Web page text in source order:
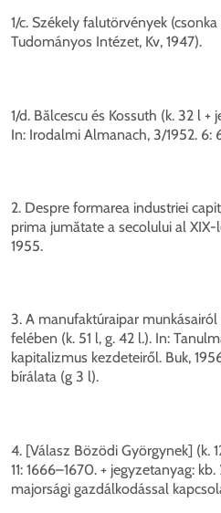
1/c. Székely falutörvények
Tudományos Intézet, Kv, 1947).
1/d. Bălcescu és Kossuth (k. 32 l
In: Irodalmi Almanach, 3/1952. 6:
2. Despre formarea industriei
prima jumătate a secolului al XIX-
1955.
3. A manufaktúraipar
felében (k. 51 l, g. 42 l.). In:
kapitalizmus kezdeteiről. Buk,
bírálata (g 3 l).
4. [Válasz Bözödi Györgynek] (k.
11: 1666–1670. + jegyzetanyag:
majorsági gazdálkodással